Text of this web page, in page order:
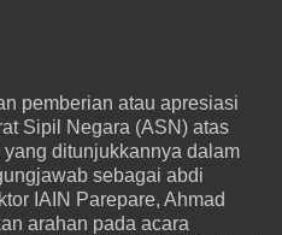
pemberian atau apresiasi
Sipil Negara (ASN) atas
ditunjukkannya dalam
sebagai abdi
IAIN Parepare, Ahmad
arahan pada acara